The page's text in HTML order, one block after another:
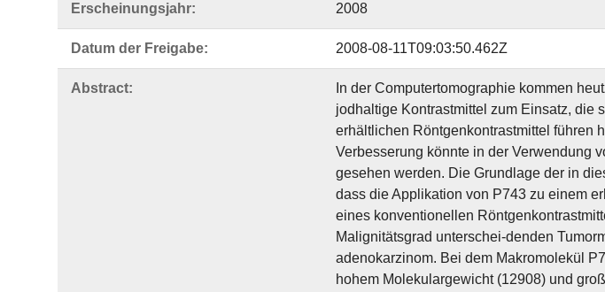
Erscheinungsjahr: 2008
Datum der Freigabe: 2008-08-11T09:03:50.462Z
Abstract:
In der Computertomographie kommen
jodhaltige Kontrastmittel zum Einsatz, die
erhältlichen Röntgenkontrastmittel führen
Verbesserung könnte in der Verwendung
gesehen werden. Die Grundlage der in
dass die Applikation von P743 zu einem
eines konventionellen
Malignitätsgrad unterschei-denden
adenokarzinom. Bei dem Makromolekül
hohem Molekulargewicht (12908) und